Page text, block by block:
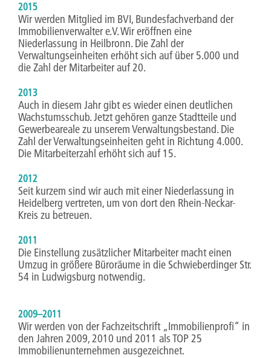
2015
Wir werden Mitglied im BVI, Bundesfachverband der
Immobilienverwalter e.V. Wir eröffnen eine
Niederlassung in Heilbronn. Die Zahl der
Verwaltungseinheiten erhöht sich auf über 5.000 und
die Zahl der Mitarbeiter auf 20.
2013
Auch in diesem Jahr gibt es wieder einen deutlichen
Wachstumsschub. Jetzt gehören ganze Stadtteile und
Gewerbeareale zu unserem Verwaltungsbestand. Die
Zahl der Verwaltungseinheiten geht in Richtung 4.000.
Die Mitarbeiterzahl erhöht sich auf 15.
2012
Seit kurzem sind wir auch mit einer Niederlassung in
Heidelberg vertreten, um von dort den Rhein-Neckar-
Kreis zu betreuen.
2011
Die Einstellung zusätzlicher Mitarbeiter macht einen
Umzug in größere Büroräume in die Schwieberdinger Str.
54 in Ludwigsburg notwendig.
2009–2011
Wir werden von der Fachzeitschrift „Immobilienprofi“ in
den Jahren 2009, 2010 und 2011 als TOP 25
Immobilienunternehmen ausgezeichnet.